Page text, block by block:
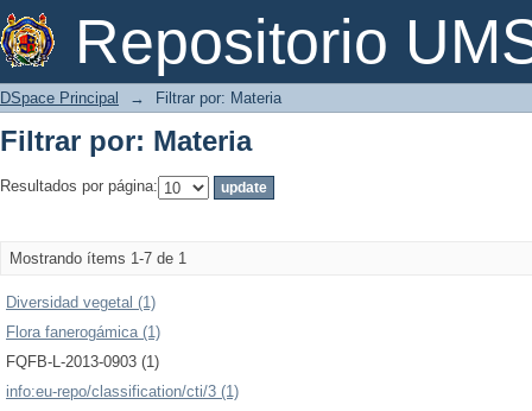
Repositorio
Filtrar por: Materia
DSpace Principal → Filtrar por: Materia
Filtrar por: Materia
Resultados por página:
Mostrando ítems 1-7 de 1
Diversidad vegetal (1)
Flora fanerogámica (1)
FQFB-L-2013-0903 (1)
info:eu-repo/classification/cti/3 (1)